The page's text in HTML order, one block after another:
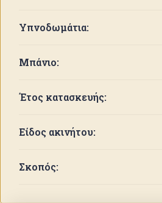
Υπνοδωμάτια:
Μπάνιο:
Έτος κατασκευής:
Είδος ακινήτου:
Σκοπός: